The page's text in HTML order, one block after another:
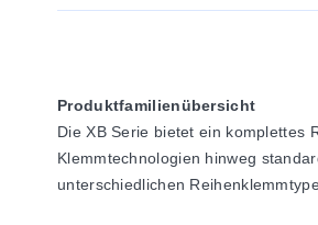
Produktfamilienübersicht
Die XB Serie bietet ein komplettes
Klemmtechnologien hinweg
unterschiedlichen